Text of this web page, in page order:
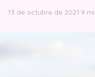
13 de octubre de 2021·9